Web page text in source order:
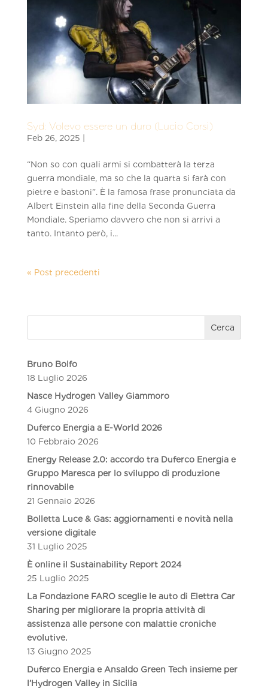
Syd: Volevo essere un duro (Lucio Corsi)
“Non so con quali armi si combatterà la terza
guerra mondiale, ma so che la quarta si farà con
pietre e bastoni”. È la famosa frase pronunciata da
Albert Einstein alla fine della Seconda Guerra
Mondiale. Speriamo davvero che non si arrivi a
tanto. Intanto però, i...
« Post precedenti
Cerca
Bruno Bolfo
18 Luglio 2026
Nasce Hydrogen Valley Giammoro
4 Giugno 2026
Duferco Energia a E-World 2026
10 Febbraio 2026
Energy Release 2.0: accordo tra Duferco Energia e
Gruppo Maresca per lo sviluppo di produzione
rinnovabile
21 Gennaio 2026
Bolletta Luce & Gas: aggiornamenti e novità nella
versione digitale
31 Luglio 2025
È online il Sustainability Report 2024
25 Luglio 2025
La Fondazione FARO sceglie le auto di Elettra Car
Sharing per migliorare la propria attività di
assistenza alle persone con malattie croniche
evolutive.
13 Giugno 2025
Duferco Energia e Ansaldo Green Tech insieme per
l’Hydrogen Valley in Sicilia